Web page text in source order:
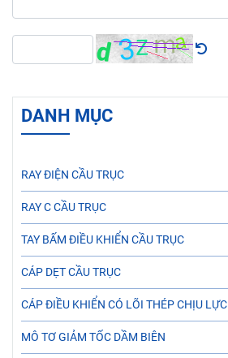
DANH MỤC
RAY ĐIỆN CẦU TRỤC
RAY C CẦU TRỤC
TAY BẤM ĐIỀU KHIỂN CẦU TRỤC
CÁP DẸT CẦU TRỤC
CÁP ĐIỀU KHIỂN CÓ LÕI THÉP CHỊU LỰC
MÔ TƠ GIẢM TỐC DẦM BIÊN